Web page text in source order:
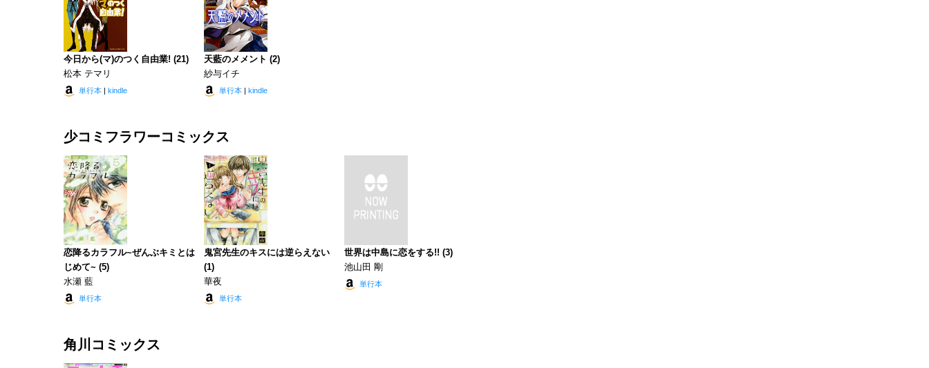
今日から(マ)のつく自由業! (21)
松本 テマリ
単行本 kindle
天藍のメメント (2)
紗与イチ
単行本 kindle
少コミフラワーコミックス
恋降るカラフル~ぜんぶキミとは
じめて~ (5)
水瀬 藍
単行本
鬼宮先生のキスには逆らえない
(1)
華夜
単行本
世界は中島に恋をする!! (3)
池山田 剛
単行本
角川コミックス